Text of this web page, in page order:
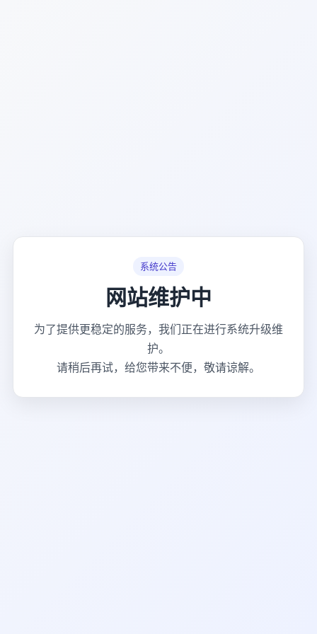
系统公告
网站维护中
为了提供更稳定的服务，我们正在进行系统升级维
护。
请稍后再试，给您带来不便，敬请谅解。